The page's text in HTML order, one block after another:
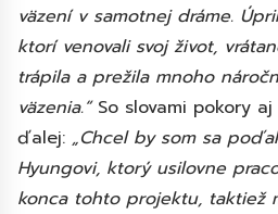
väzení v samotnej dráme.
ktorí venovali svoj život,
trápila a prežila mnoho
väzenia.“ So slovami pokory
ďalej: „Chcel by som sa
Hyungovi, ktorý usilovne
konca tohto projektu, taktiež